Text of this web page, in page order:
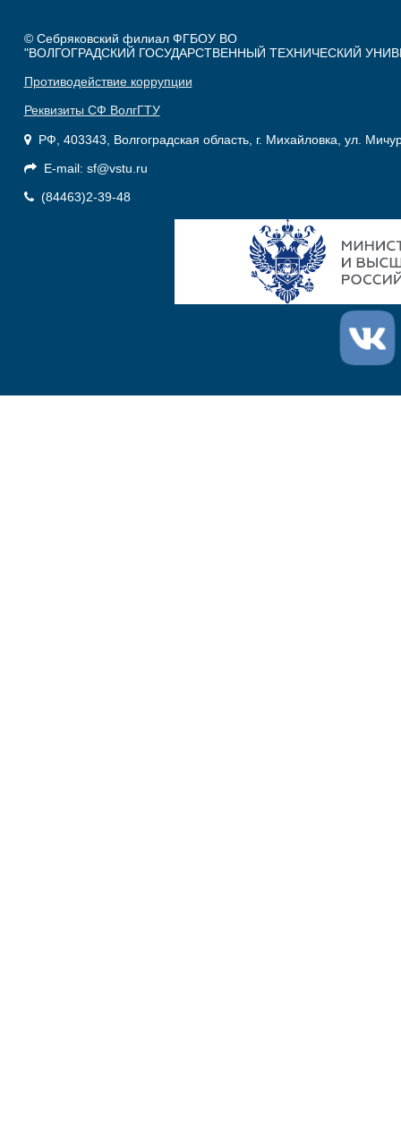
© Себряковский филиал ФГБОУ ВО
"ВОЛГОГРАДСКИЙ ГОСУДАРСТВЕННЫЙ ТЕХНИЧЕСКИЙ
Противодействие коррупции
Реквизиты СФ ВолгГТУ
РФ, 403343, Волгоградская область, г. Михайловка, ул.
E-mail: sf@vstu.ru
(84463)2-39-48